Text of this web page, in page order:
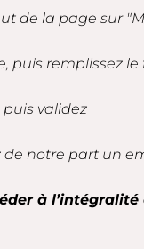
de la page sur
puis remplissez
puis validez
notre part un
à l’intégralité